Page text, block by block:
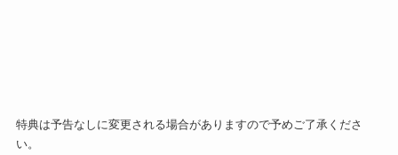
特典は予告なしに変更される場合がありますので予めご了承くださ
い。